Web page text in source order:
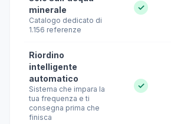
minerale
Catalogo dedicato di
1.156 referenze
✓
Riordino
intelligente
automatico
Sistema che impara la
tua frequenza e ti
consegna prima che
finisca
✓